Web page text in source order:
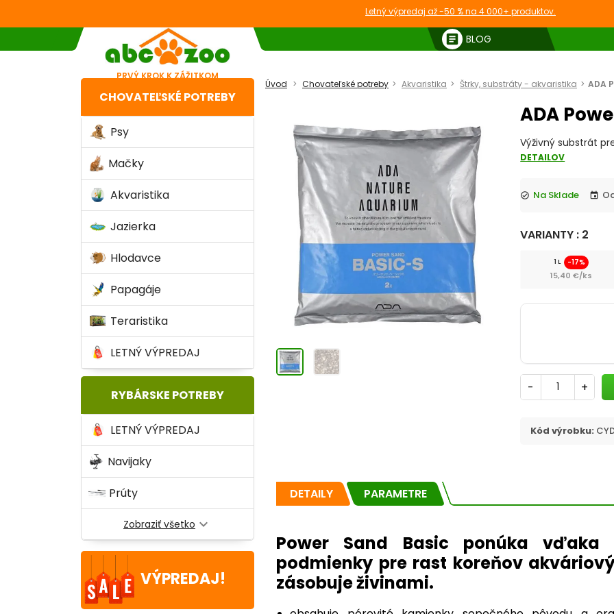
Letný výpredaj až -50 % na 4 000+ produktov.
PRVÝ KROK K ZÁŽITKOM
article BLOG
CHOVATEĽSKÉ POTREBY
Psy
Mačky
Akvaristika
Jazierka
Hlodavce
Papagáje
Teraristika
LETNÝ VÝPREDAJ
RYBÁRSKE POTREBY
LETNÝ VÝPREDAJ
Navijaky
Prúty
Zobraziť všetko expand_more
VÝPREDAJ!
Úvod Chovateľské potreby Akvaristika Štrky, substráty - akvaristika ADA
ADA
Výživný substrát
DETAILOV
check_circle Na Sklade event
VARIANTY : 2
1 L -17%
15,40 €/ks
- +
Kód výrobku:
DETAILY PARAMETRE
Power Sand Basic ponúka vďaka
podmienky pre rast koreňov
zásobuje živinami.